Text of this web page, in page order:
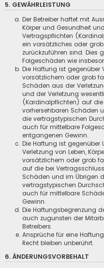
5. GEWÄHRLEISTUNG
Der Betreiber haftet mit
Körper und Gesundheit
Vertragspflichten
ein vorsätzliches oder
zurückzuführen sind. Dies
Folgeschäden wie
Die Haftung ist gegenüber
vorsätzlichem oder grob
Schäden aus der
und der Verletzung
(Kardinalpflichten) auf
vorhersehbaren Schäden
die vertragstypischen
auch für mittelbare
entgangenen Gewinn.
Die Haftung ist gegenüber
Verletzung von Leben,
vorsätzlichem oder grob
auf die bei
Schäden und im Übrigen
vertragstypischen
auch für mittelbare
Gewinn.
Die Haftungsbegrenzung
auch zugunsten der
Betreibers.
Ansprüche für eine
Recht bleiben unberührt.
6. ÄNDERUNGSVORBEHALT